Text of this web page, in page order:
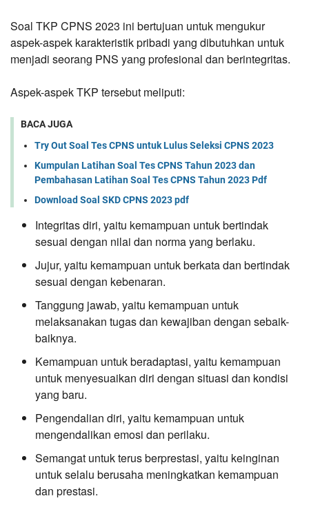
Soal TKP CPNS 2023 ini bertujuan untuk mengukur
aspek-aspek karakteristik pribadi yang dibutuhkan untuk
menjadi seorang PNS yang profesional dan berintegritas.
Aspek-aspek TKP tersebut meliputi:
BACA JUGA
Try Out Soal Tes CPNS untuk Lulus Seleksi CPNS 2023
Kumpulan Latihan Soal Tes CPNS Tahun 2023 dan
Pembahasan Latihan Soal Tes CPNS Tahun 2023 Pdf
Download Soal SKD CPNS 2023 pdf
Integritas diri, yaitu kemampuan untuk bertindak
sesuai dengan nilai dan norma yang berlaku.
Jujur, yaitu kemampuan untuk berkata dan bertindak
sesuai dengan kebenaran.
Tanggung jawab, yaitu kemampuan untuk
melaksanakan tugas dan kewajiban dengan sebaik-
baiknya.
Kemampuan untuk beradaptasi, yaitu kemampuan
untuk menyesuaikan diri dengan situasi dan kondisi
yang baru.
Pengendalian diri, yaitu kemampuan untuk
mengendalikan emosi dan perilaku.
Semangat untuk terus berprestasi, yaitu keinginan
untuk selalu berusaha meningkatkan kemampuan
dan prestasi.